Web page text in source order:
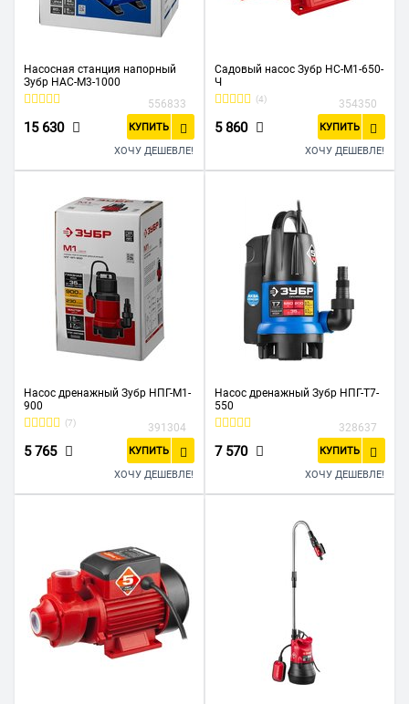
Насосная станция напорный
Зубр НАС-М3-1000
556833
15 630 КУПИТЬ
ХОЧУ ДЕШЕВЛЕ!
Садовый насос Зубр НС-М1-650-
Ч
(4) 354350
5 860 КУПИТЬ
ХОЧУ ДЕШЕВЛЕ!
Насос дренажный Зубр НПГ-М1-
900
(7) 391304
5 765 КУПИТЬ
ХОЧУ ДЕШЕВЛЕ!
Насос дренажный Зубр НПГ-Т7-
550
328637
7 570 КУПИТЬ
ХОЧУ ДЕШЕВЛЕ!